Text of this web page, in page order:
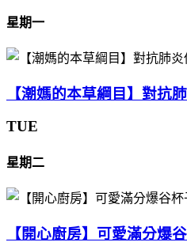
星期一
【潮媽的本草綱目】對抗
TUE
星期二
【開心廚房】可愛滿分爆